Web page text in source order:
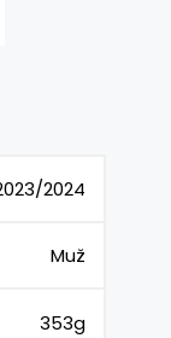
2024
Muž
353g